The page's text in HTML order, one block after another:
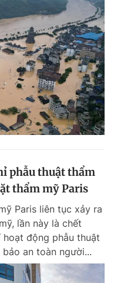
phẫu thuật thẩm
thẩm mỹ Paris
Paris liên tục xảy ra
lần này là chết
hoạt động phẫu thuật
an toàn người...